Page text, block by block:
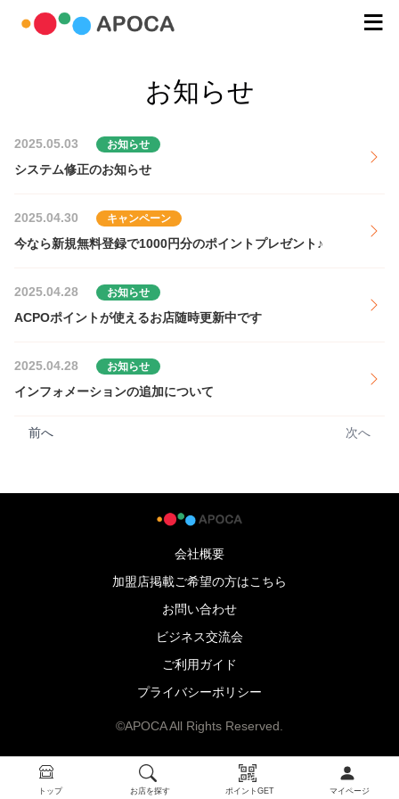
トップ お店を探す ポイントGET マイページ
お知らせ
2025.05.03 お知らせ
システム修正のお知らせ
2025.04.30 キャンペーン
今なら新規無料登録で1000円分のポイントプレゼント♪
2025.04.28 お知らせ
ACPOポイントが使えるお店随時更新中です
2025.04.28 お知らせ
インフォメーションの追加について
前へ 次へ
会社概要
加盟店掲載ご希望の方はこちら
お問い合わせ
ビジネス交流会
ご利用ガイド
プライバシーポリシー
©APOCA All Rights Reserved.